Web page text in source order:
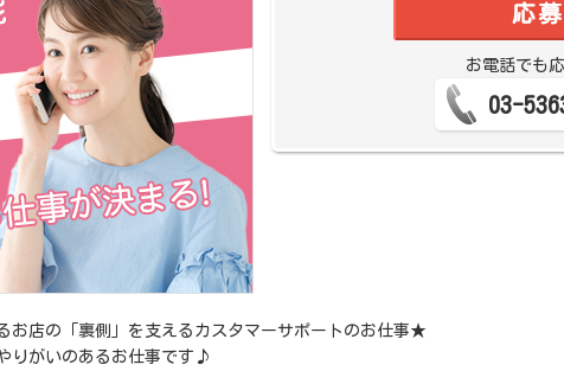
応
お電話でも
03-
お店の「裏側」を支えるカスタマーサポートのお仕事★
りがいのあるお仕事です♪